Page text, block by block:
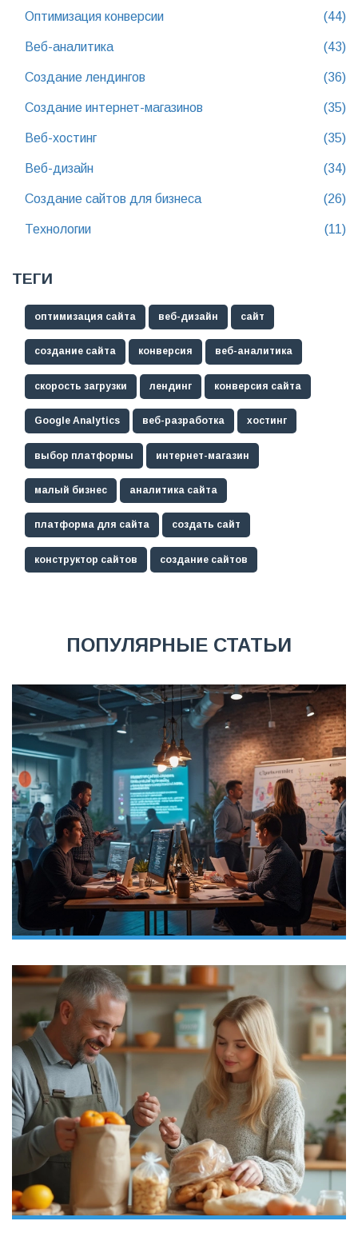
Оптимизация конверсии (44)
Веб-аналитика (43)
Создание лендингов (36)
Создание интернет-магазинов (35)
Веб-хостинг (35)
Веб-дизайн (34)
Создание сайтов для бизнеса (26)
Технологии (11)
ТЕГИ
оптимизация сайта веб-дизайн сайт
создание сайта конверсия веб-аналитика
скорость загрузки лендинг конверсия сайта
Google Analytics веб-разработка хостинг
выбор платформы интернет-магазин
малый бизнес аналитика сайта
платформа для сайта создать сайт
конструктор сайтов создание сайтов
ПОПУЛЯРНЫЕ СТАТЬИ